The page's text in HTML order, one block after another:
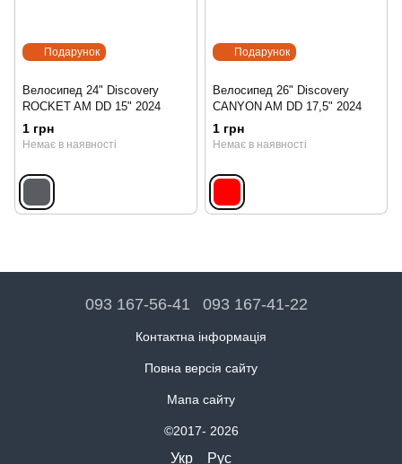
Подарунок
Велосипед 24" Discovery
ROCKET AM DD 15" 2024
1 грн
Немає в наявності
Подарунок
Велосипед 26" Discovery
CANYON AM DD 17,5" 2024
1 грн
Немає в наявності
093 167-56-41 093 167-41-22
Контактна інформація
Повна версія сайту
Мапа сайту
©2017- 2026
Укр Рус